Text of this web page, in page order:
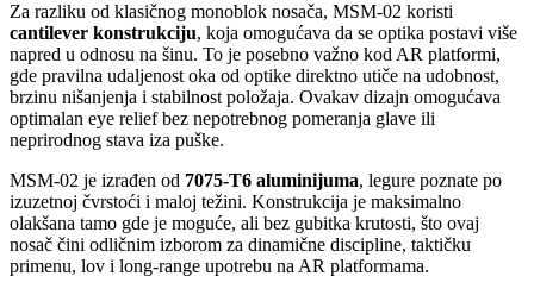
Za razliku od klasičnog monoblok nosača, MSM-02 koristi
cantilever konstrukciju, koja omogućava da se optika postavi više
napred u odnosu na šinu. To je posebno važno kod AR platformi,
gde pravilna udaljenost oka od optike direktno utiče na udobnost,
brzinu nišanjenja i stabilnost položaja. Ovakav dizajn omogućava
optimalan eye relief bez nepotrebnog pomeranja glave ili
neprirodnog stava iza puške.
MSM-02 je izrađen od 7075-T6 aluminijuma, legure poznate po
izuzetnoj čvrstoći i maloj težini. Konstrukcija je maksimalno
olakšana tamo gde je moguće, ali bez gubitka krutosti, što ovaj
nosač čini odličnim izborom za dinamične discipline, taktičku
primenu, lov i long-range upotrebu na AR platformama.